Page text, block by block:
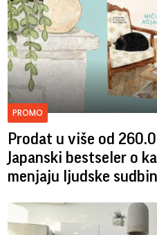
PROMO
Prodat u više od
Japanski bestseler o
menjaju ljudske